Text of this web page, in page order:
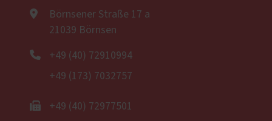
Börnsener Straße 17 a
21039 Börnsen
+49 (40) 72910994
+49 (173) 7032757
+49 (40) 72977501